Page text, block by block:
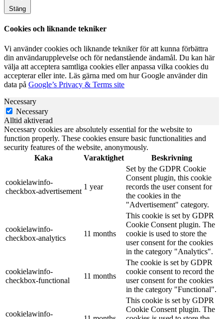
Stäng
Cookies och liknande tekniker
Vi använder cookies och liknande tekniker för att kunna förbättra
din användarupplevelse och för nedanstående ändamål. Du kan här
välja att acceptera samtliga cookies eller anpassa vilka cookies du
accepterar eller inte. Läs gärna med om hur Google använder din
data på Google’s Privacy & Terms site
Necessary
Necessary
Alltid aktiverad
Necessary cookies are absolutely essential for the website to
function properly. These cookies ensure basic functionalities and
security features of the website, anonymously.
Kaka
Varaktighet Beskrivning
cookielawinfo-
checkbox-advertisement
1 year
Set by the GDPR Cookie
Consent plugin, this cookie
records the user consent for
the cookies in the
"Advertisement" category.
cookielawinfo-
checkbox-analytics
11 months
This cookie is set by GDPR
Cookie Consent plugin. The
cookie is used to store the
user consent for the cookies
in the category "Analytics".
cookielawinfo-
checkbox-functional
11 months
The cookie is set by GDPR
cookie consent to record the
user consent for the cookies
in the category "Functional".
cookielawinfo-
This cookie is set by GDPR
Cookie Consent plugin. The